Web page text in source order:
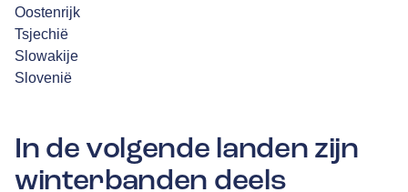
Oostenrijk
Tsjechië
Slowakije
Slovenië
In de volgende landen zijn
winterbanden deels